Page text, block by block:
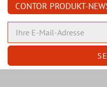
CONTOR PRODUKT-
ABMELDUNG